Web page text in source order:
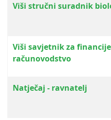
Viši stručni suradnik
Viši savjetnik za
računovodstvo
Natječaj - ravnatelj